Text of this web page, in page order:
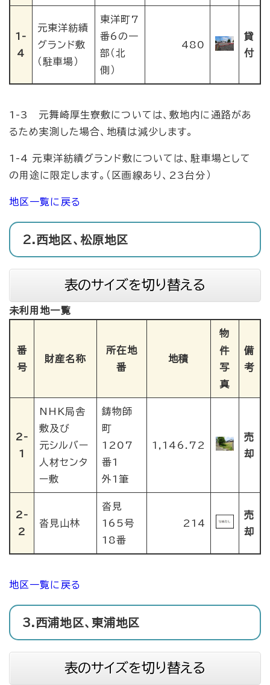
1-
4
元東洋紡績
グランド敷
（駐車場）
東洋町7
番6の一
部（北
側）
480
貸
付
1-3 元舞崎厚生寮敷については、敷地内に通路があ
るため実測した場合、地積は減少します。
1-4 元東洋紡績グランド敷については、駐車場として
の用途に限定します。（区画線あり、23台分）
地区一覧に戻る
2.西地区、松原地区
表のサイズを切り替える
未利用地一覧
番
号
財産名称
所在地
番
地積
物
件
写
真
備
考
2-
1
NHK局舎
敷及び
元シルバー
人材センタ
ー敷
鋳物師
町
1207
番1
外1筆
1,146.72
売
却
2-
2
沓見山林
沓見
165号
18番
214
売
却
地区一覧に戻る
3.西浦地区、東浦地区
表のサイズを切り替える